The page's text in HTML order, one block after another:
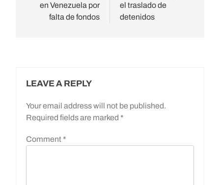
en Venezuela por
falta de fondos
el traslado de
detenidos
LEAVE A REPLY
Your email address will not be published.
Required fields are marked *
Comment *